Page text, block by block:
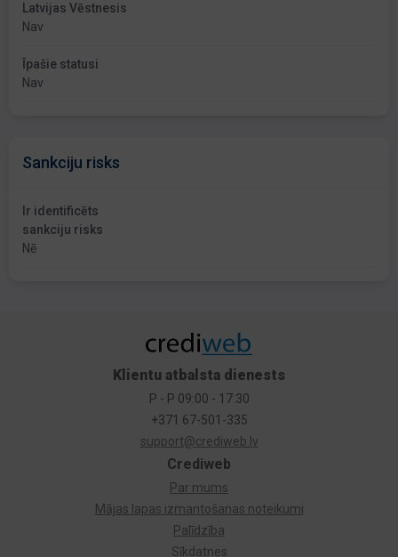
Latvijas Vēstnesis
Nav
Īpašie statusi
Nav
Sankciju risks
Ir identificēts
sankciju risks
Nē
Crediweb
Par mums
Mājas lapas izmantošanas noteikumi
Palīdzība
Sīkdatnes
Klientu atbalsta dienests
P - P 09:00 - 17:30
+371 67-501-335
support@crediweb.lv